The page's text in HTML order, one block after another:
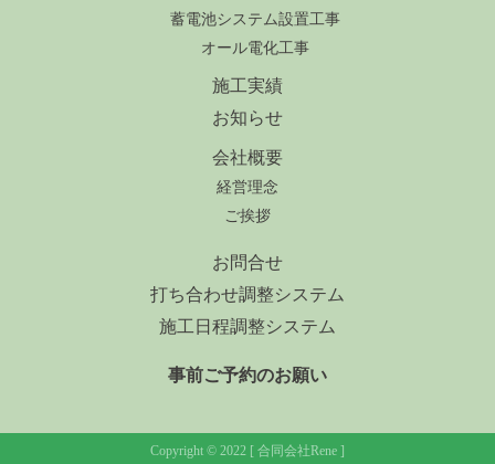
蓄電池システム設置工事
オール電化工事
施工実績
お知らせ
会社概要
経営理念
ご挨拶
お問合せ
打ち合わせ調整システム
施工日程調整システム
事前ご予約のお願い
Copyright © 2022 [ 合同会社Rene ]